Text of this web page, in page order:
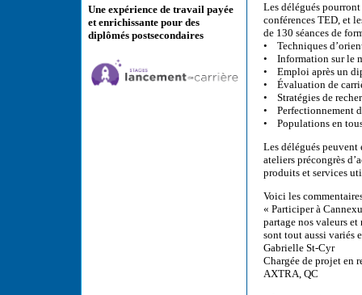
Une expérience de travail payée
et enrichissante pour des
diplômés postsecondaires
Les délégués
conférences TED, et
de 130 séances de
• Techniques
• Information sur le
• Emploi après un
• Évaluation de
• Stratégies de
• Perfectionnement
• Populations en
Les délégués peuvent
ateliers précongrès
produits et services
Voici les
« Participer à
partage nos valeurs
sont tout aussi variés
Gabrielle St-Cyr
Chargée de projet en
AXTRA, QC